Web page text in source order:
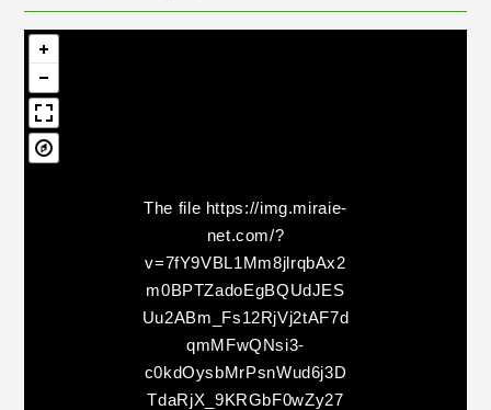
The file https://img.miraie-
net.com/?
v=7fY9VBL1Mm8jlrqbAx2
m0BPTZadoEgBQUdJES
Uu2ABm_Fs12RjVj2tAF7d
qmMFwQNsi3-
c0kdOysbMrPsnWud6j3D
TdaRjX_9KRGbF0wZy27